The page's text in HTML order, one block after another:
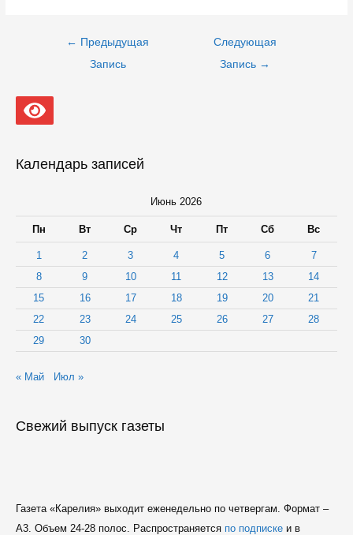
Навигация
← Предыдущая
Запись
Следующая
Запись →
Календарь записей
Июнь 2026
Пн Вт Ср Чт Пт Сб Вс
1 2 3 4 5 6
7
8
9 10 11 12 13
14
15
16 17 18 19 20
21
22
23 24 25 26 27
28
29
30
« Май Июл »
Свежий выпуск газеты
Газета «Карелия» выходит еженедельно по четвергам. Формат –
A3. Объем 24-28 полос. Распространяется по подпискеи в